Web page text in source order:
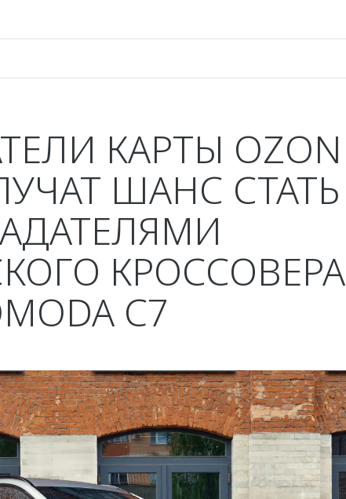
КАРТЫ OZON
ШАНС СТАТЬ
КРОССОВЕРА
C7